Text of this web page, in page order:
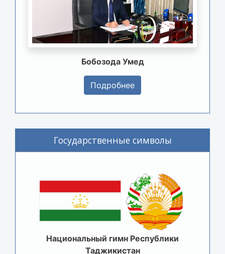
Бобозода Умед
Подробнее
Государственные символы
Национальный гимн Республики
Таджикистан